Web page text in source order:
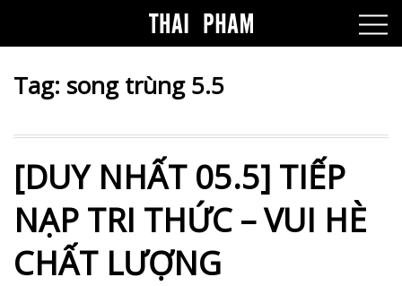
Tag: song trùng 5.5
[DUY NHẤT 05.5] TIẾP
NẠP TRI THỨC – VUI HÈ
CHẤT LƯỢNG